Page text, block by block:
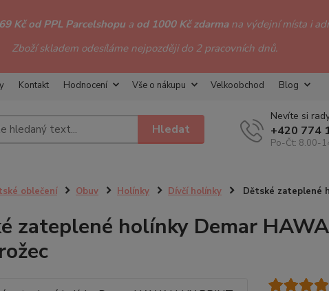
69 Kč od PPL Parcelshopua od 1000 Kč zdarma na výdejní místa i
Zboží skladem odesíláme nejpozději do 2 pracovních dnů.
Kontakt Hodnocení Vše o nákupu Velkoobchod Blog
Hledat
Nevíte si
+420 774
Po-Čt: 8.00-
oblečení Obuv Holínky Dívčí holínky Dětské zateplené
zateplené holínky Demar